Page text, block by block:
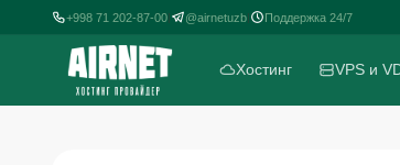
+998 71 202-87-00| @airnetuzb| Поддержка 24/7
Хостинг VPS и